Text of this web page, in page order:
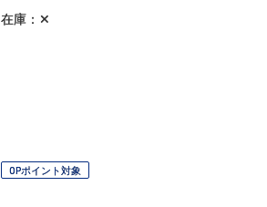
在庫：✕
OPポイント対象